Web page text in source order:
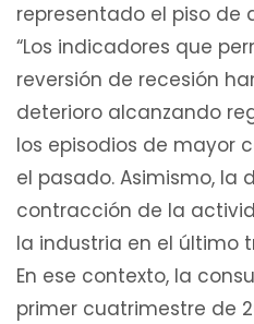
representado el piso de
“Los indicadores que
reversión de recesión
deterioro alcanzando
los episodios de mayor
el pasado. Asimismo, la
contracción de la
la industria en el último
En ese contexto, la
primer cuatrimestre de